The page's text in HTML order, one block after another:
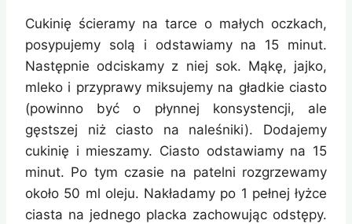
Cukinię ścieramy na tarce o małych oczkach,
posypujemy solą i odstawiamy na 15 minut.
Następnie odciskamy z niej sok. Mąkę, jajko,
mleko i przyprawy miksujemy na gładkie ciasto
(powinno być o płynnej konsystencji, ale
gęstszej niż ciasto na naleśniki). Dodajemy
cukinię i mieszamy. Ciasto odstawiamy na 15
minut. Po tym czasie na patelni rozgrzewamy
około 50 ml oleju. Nakładamy po 1 pełnej łyżce
ciasta na jednego placka zachowując odstępy.